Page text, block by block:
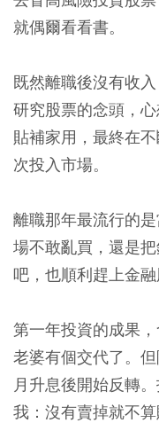
就偶爾看看書。
既然離職後沒有收
研究股票的念頭，
貼補家用，最終在
次投入市場。
離職那年最流行的
場不敢亂買，還是
吧，也順利趕上金融
第一年投資的成果
老婆有個交代了。
月升息後開始反轉
我：沒有賣掉就不